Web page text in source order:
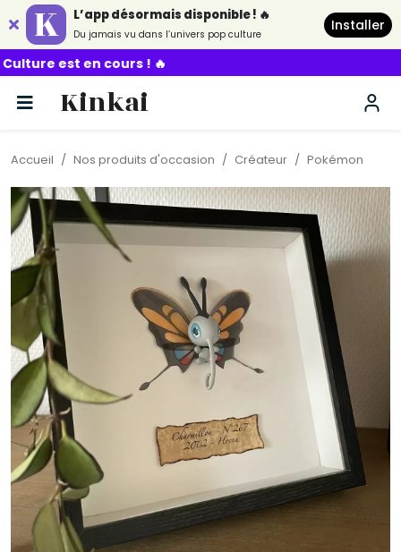
L’app désormais disponible ! 🔥
Du jamais vu dans l’univers pop culture
Installer
en cours ! 🔥
Kinkai
Accueil Nos produits d'occasion Créateur Pokémon